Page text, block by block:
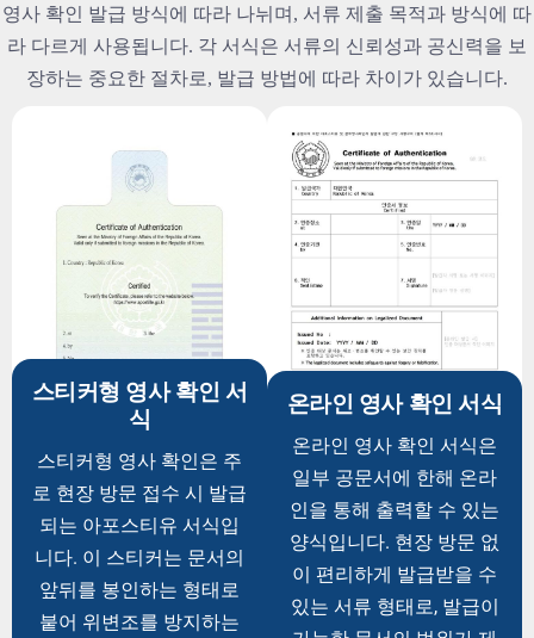
영사 확인 발급 방식에 따라 나뉘며, 서류 제출 목적과 방식에 따
라 다르게 사용됩니다. 각 서식은 서류의 신뢰성과 공신력을 보
장하는 중요한 절차로, 발급 방법에 따라 차이가 있습니다.
스티커형 영사 확인 서
식
스티커형 영사 확인은 주
로 현장 방문 접수 시 발급
되는 아포스티유 서식입
니다. 이 스티커는 문서의
앞뒤를 봉인하는 형태로
붙어 위변조를 방지하는
온라인 영사 확인 서식
온라인 영사 확인 서식은
일부 공문서에 한해 온라
인을 통해 출력할 수 있는
양식입니다. 현장 방문 없
이 편리하게 발급받을 수
있는 서류 형태로, 발급이